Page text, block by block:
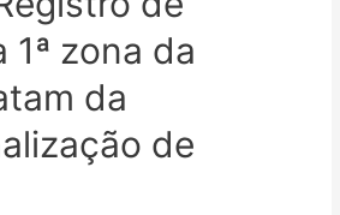
1ª zona da
da
de